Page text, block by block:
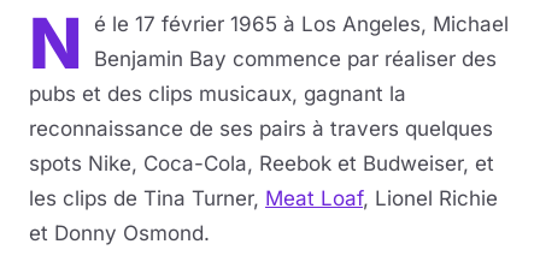
N
é le 17 février 1965 à Los Angeles, Michael
Benjamin Bay commence par réaliser des
pubs et des clips musicaux, gagnant la
reconnaissance de ses pairs à travers quelques
spots Nike, Coca-Cola, Reebok et Budweiser, et
les clips de Tina Turner, Meat Loaf, Lionel Richie
et Donny Osmond.